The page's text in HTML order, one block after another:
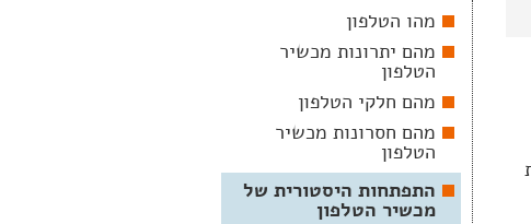
מהו הטלפון
מהם יתרונות מכשיר
הטלפון
מהם חלקי הטלפון
מהם חסרונות מכשיר
הטלפון
התפתחות היסטורית של
מכשיר הטלפון